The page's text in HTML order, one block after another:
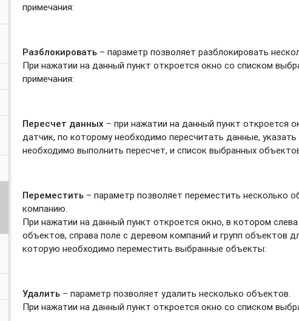
примечания:
Разблокировать – параметр позволяет разблокировать
При нажатии на данный пункт откроется окно со списком
примечания:
Пересчет данных – при нажатии на данный пункт откроется
датчик, по которому необходимо пересчитать данные,
необходимо выполнить пересчет, и список выбранных
Переместить – параметр позволяет переместить несколько
компанию.
При нажатии на данный пункт откроется окно, в котором
объектов, справа поле с деревом компаний и групп объектов
которую необходимо переместить выбранные объекты:
Удалить – параметр позволяет удалить несколько объектов.
При нажатии на данный пункт откроется окно со списком